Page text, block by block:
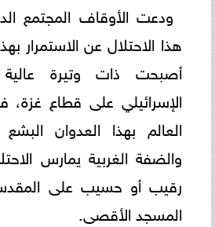
ودعت الأوقاف المجتمع
هذا الاحتلال عن الاستمرار
أصبحت ذات وتيرة عالية
الإسرائيلي على قطاع غزة،
العالم بهذا العدوان
والضفة الغربية يمارس
رقيب أو حسيب على
المسجد الأقصى.